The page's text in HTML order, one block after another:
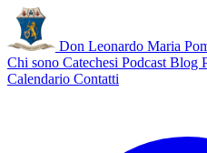
Don Leonardo Maria
Chi sono Catechesi Podcast Blog
Calendario Contatti